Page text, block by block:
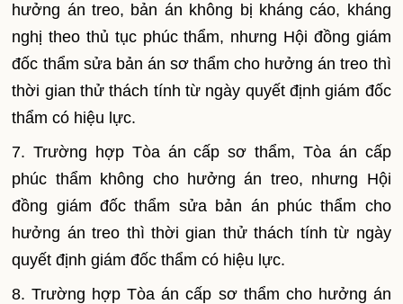
hưởng án treo, bản án không bị kháng cáo, kháng
nghị theo thủ tục phúc thẩm, nhưng Hội đồng giám
đốc thẩm sửa bản án sơ thẩm cho hưởng án treo thì
thời gian thử thách tính từ ngày quyết định giám đốc
thẩm có hiệu lực.
7. Trường hợp Tòa án cấp sơ thẩm, Tòa án cấp
phúc thẩm không cho hưởng án treo, nhưng Hội
đồng giám đốc thẩm sửa bản án phúc thẩm cho
hưởng án treo thì thời gian thử thách tính từ ngày
quyết định giám đốc thẩm có hiệu lực.
8. Trường hợp Tòa án cấp sơ thẩm cho hưởng án